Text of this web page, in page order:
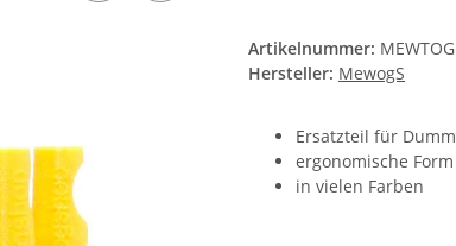
Artikelnummer:
Hersteller: MewogS
Ersatzteil für
ergonomische Form
in vielen Farben